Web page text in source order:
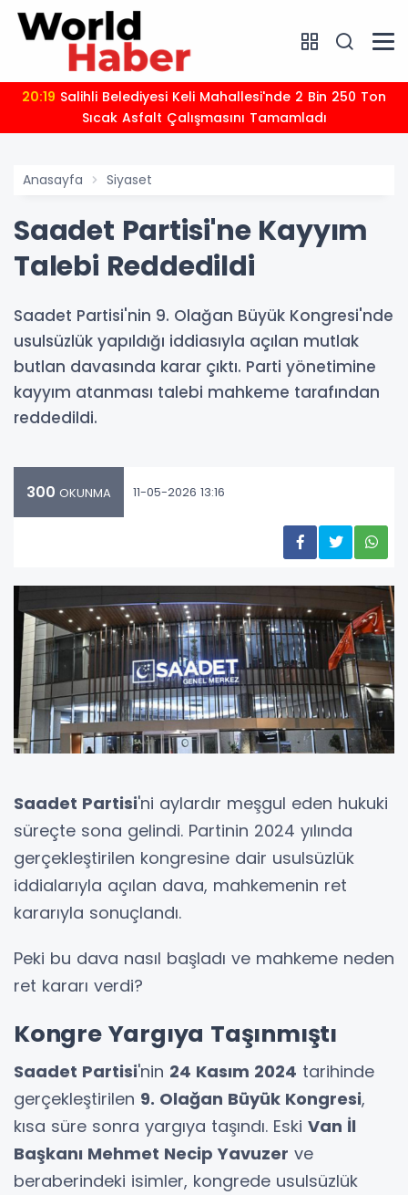
20:19
Sıcak Asfalt Çalışmasını Tamamladı
Anasayfa Siyaset
Saadet Partisi'ne Kayyım
Talebi Reddedildi
Saadet Partisi'nin 9. Olağan Büyük Kongresi'nde
usulsüzlük yapıldığı iddiasıyla açılan mutlak
butlan davasında karar çıktı. Parti yönetimine
kayyım atanması talebi mahkeme tarafından
reddedildi.
300 OKUNMA 11-05-2026 13:16
Saadet Partisi'ni aylardır meşgul eden hukuki
süreçte sona gelindi. Partinin 2024 yılında
gerçekleştirilen kongresine dair usulsüzlük
iddialarıyla açılan dava, mahkemenin ret
kararıyla sonuçlandı.
Peki bu dava nasıl başladı ve mahkeme neden
ret kararı verdi?
Kongre Yargıya Taşınmıştı
Saadet Partisi'nin 24 Kasım 2024 tarihinde
gerçekleştirilen 9. Olağan Büyük Kongresi,
kısa süre sonra yargıya taşındı. Eski Van İl
Başkanı Mehmet Necip Yavuzer ve
beraberindeki isimler, kongrede usulsüzlük